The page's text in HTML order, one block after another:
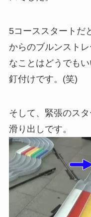
5コーススタートだ
からのブルンスト
なことはどうでも
釘付けです。(笑)
そして、緊張のス
滑り出しです。